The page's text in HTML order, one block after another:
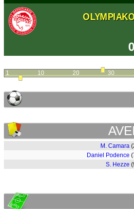
1 10 20 30
M. Camara
Daniel Podence
S. Hezze